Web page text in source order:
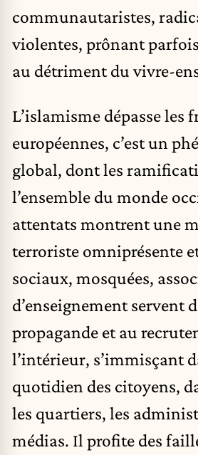
communautaristes,
violentes, prônant
au détriment du vivre-
L’islamisme dépasse les
européennes, c’est un
global, dont les
l’ensemble du monde
attentats montrent une
terroriste omniprésente
sociaux, mosquées,
d’enseignement servent
propagande et au
l’intérieur, s’immisçant
quotidien des citoyens,
les quartiers, les
médias. Il profite des